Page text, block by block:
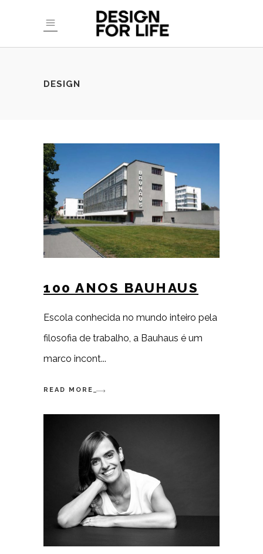
DESIGN
100 ANOS BAUHAUS
Escola conhecida no mundo inteiro pela
filosofia de trabalho, a Bauhaus é um
marco incont
READ MORE